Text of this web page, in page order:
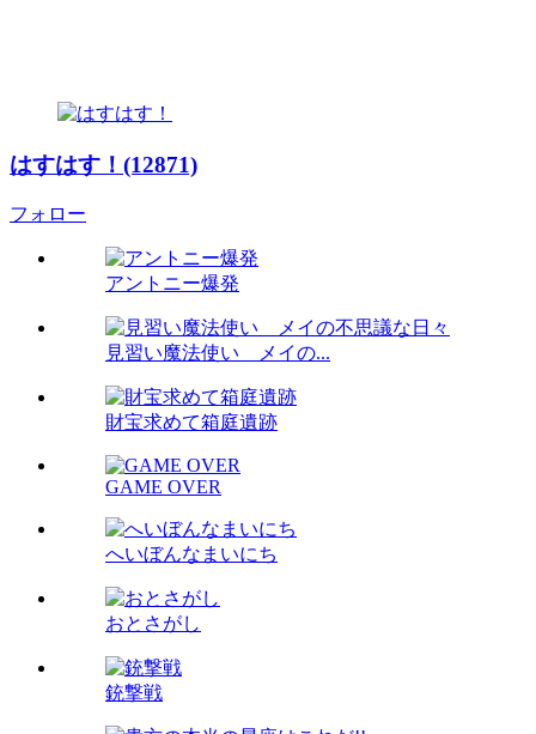
はすはす！(12871)
フォロー
アントニー爆発
見習い魔法使い メイの...
財宝求めて箱庭遺跡
GAME OVER
へいぼんなまいにち
おとさがし
銃撃戦